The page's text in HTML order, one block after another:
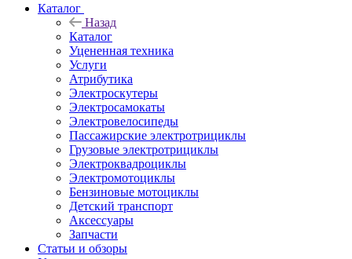
Каталог
Назад
Каталог
Уцененная техника
Услуги
Атрибутика
Электроскутеры
Электросамокаты
Электровелосипеды
Пассажирские электротрициклы
Грузовые электротрициклы
Электроквадроциклы
Электромотоциклы
Бензиновые мотоциклы
Детский транспорт
Аксессуары
Запчасти
Статьи и обзоры